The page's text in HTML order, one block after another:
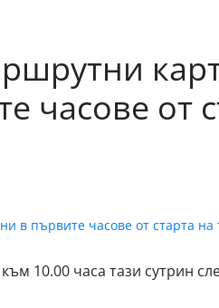
часове от
10.00 часа тази сутрин